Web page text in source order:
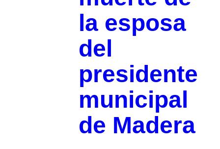
la esposa
del
presidente
municipal
de Madera